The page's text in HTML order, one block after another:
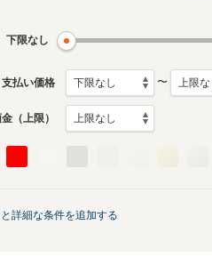
下限なし
払い価格 〜
（上限）
詳細な条件を追加する